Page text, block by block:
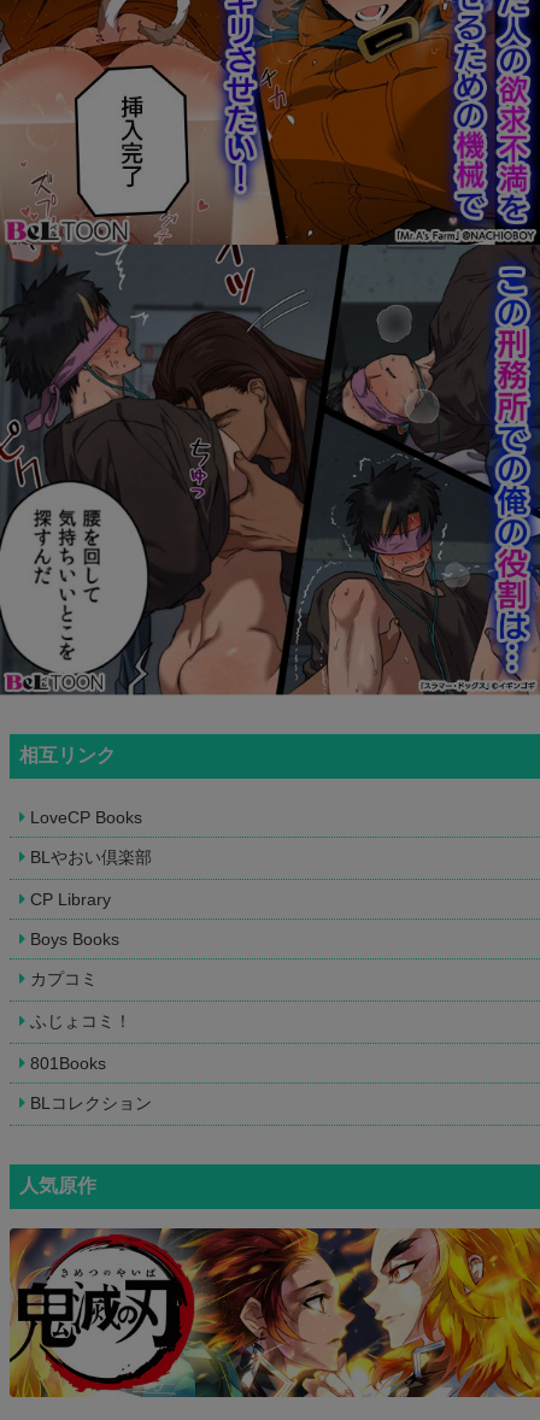
相互リンク
LoveCP Books
BLやおい倶楽部
CP Library
Boys Books
カプコミ
ふじょコミ！
801Books
BLコレクション
人気原作